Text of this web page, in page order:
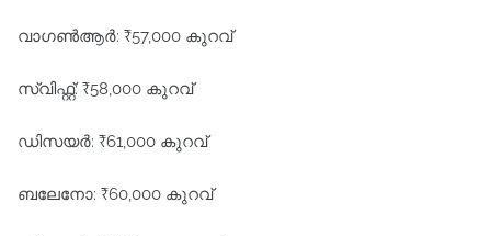
വാഗൺആർ: ₹57,000 കുറവ്
സ്വിഫ്റ്റ്: ₹58,000 കുറവ്
ഡിസയർ: ₹61,000 കുറവ്
ബലേനോ: ₹60,000 കുറവ്